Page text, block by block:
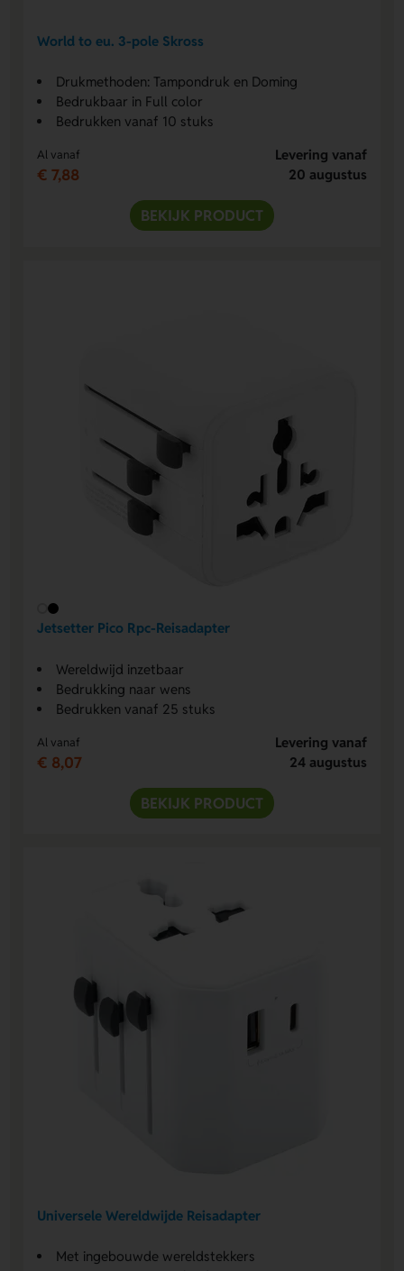
World to eu. 3-pole Skross
Drukmethoden: Tampondruk en Doming
Bedrukbaar in Full color
Bedrukken vanaf 10 stuks
Al vanaf
€ 7,88
Levering vanaf
20 augustus
BEKIJK PRODUCT
Jetsetter Pico Rpc-Reisadapter
Wereldwijd inzetbaar
Bedrukking naar wens
Bedrukken vanaf 25 stuks
Al vanaf
€ 8,07
Levering vanaf
24 augustus
BEKIJK PRODUCT
Universele Wereldwijde Reisadapter
Met ingebouwde wereldstekkers